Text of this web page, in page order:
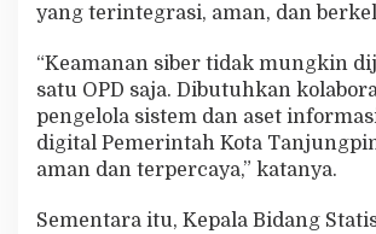
yang terintegrasi, aman, dan
“Keamanan siber tidak mungkin
satu OPD saja. Dibutuhkan
pengelola sistem dan aset
digital Pemerintah Kota
aman dan terpercaya,” katanya.
Sementara itu, Kepala Bidang